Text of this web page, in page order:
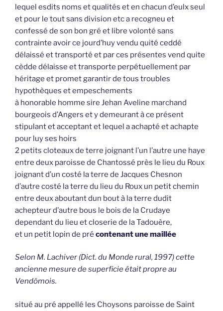
lequel esdits noms et qualités et en chacun d’eulx seul
et pour le tout sans division etc a recogneu et
confessé de son bon gré et libre volonté sans
contrainte avoir ce jourd’huy vendu quité ceddé
délaissé et transporté et par ces présentes vend quite
cèdde délaisse et transporte perpétuellement par
héritage et promet garantir de tous troubles
hypothèques et empeschements
à honorable homme sire Jehan Aveline marchand
bourgeois d’Angers et y demeurant à ce présent
stipulant et acceptant et lequel a achapté et achapte
pour luy ses hoirs
2 petits cloteaux de terre joignant l’un l’autre une haye
entre deux paroisse de Chantossé près le lieu du Roux
joignant d’un costé la terre de Jacques Chesnon
d’autre costé la terre du lieu du Roux un petit chemin
entre deux aboutant dun bout à la terre dudit
achepteur d’autre bous le bois de la Crudaye
dependant du lieu et closerie de la Tadouère,
et un petit lopin de pré contenant une maillée
Selon M. Lachiver (Dict. du Monde rural, 1997) cette
ancienne mesure de superficie était propre au
Vendômois.
situé au pré appellé les Choysons paroisse de Saint